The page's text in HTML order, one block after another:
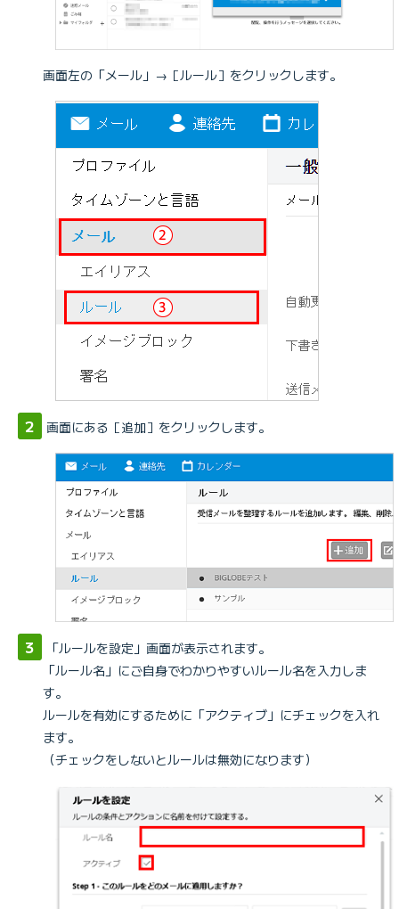
Webメール マニュアルを参照したい
画面左の「メール」→［ルール］をクリックします。
画面にある［追加］をクリックします。
「ルールを設定」画面が表示されます。
「ルール名」にご自身でわかりやすいルール名を入力しま
す。
ルールを有効にするために「アクティブ」にチェックを入れ
ます。
（チェックをしないとルールは無効になります）